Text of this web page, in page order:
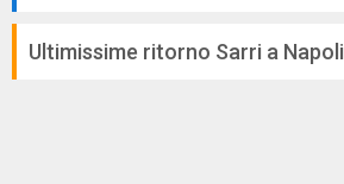
Ultimissime ritorno Sarri a Napoli